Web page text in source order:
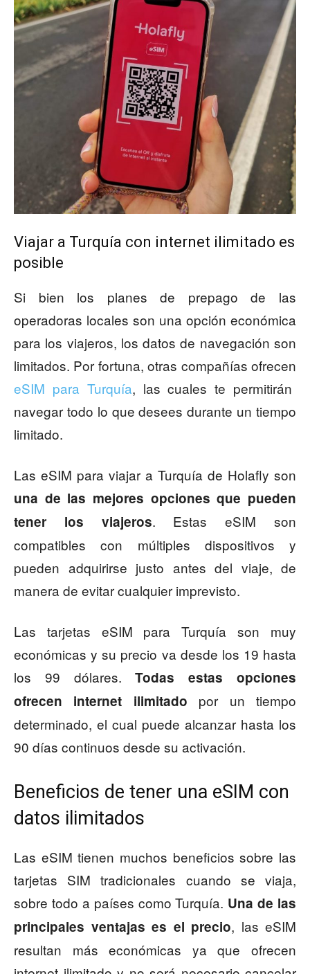
Viajar a Turquía con internet ilimitado es
posible
Si bien los planes de prepago de las
operadoras locales son una opción económica
para los viajeros, los datos de navegación son
limitados. Por fortuna, otras compañías ofrecen
eSIM para Turquía, las cuales te permitirán
navegar todo lo que desees durante un tiempo
limitado.
Las eSIM para viajar a Turquía de Holafly son
una de las mejores opciones que pueden
tener los viajeros. Estas eSIM son
compatibles con múltiples dispositivos y
pueden adquirirse justo antes del viaje, de
manera de evitar cualquier imprevisto.
Las tarjetas eSIM para Turquía son muy
económicas y su precio va desde los 19 hasta
los 99 dólares.Todas estas opciones
ofrecen internet ilimitado por un tiempo
determinado, el cual puede alcanzar hasta los
90 días continuos desde su activación.
Beneficios de tener una eSIM con
datos ilimitados
Las eSIM tienen muchos beneficios sobre las
tarjetas SIM tradicionales cuando se viaja,
sobre todo a países como Turquía. Una de las
principales ventajas es el precio, las eSIM
resultan más económicas ya que ofrecen